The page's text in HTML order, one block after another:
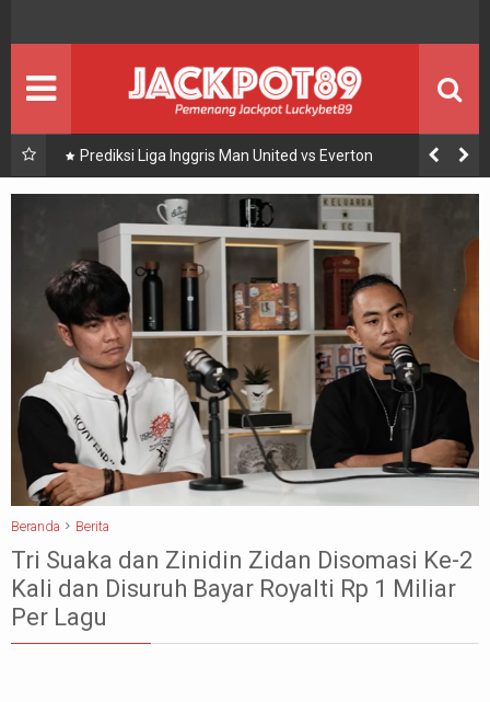
Prediksi Liga Inggris Man United vs Everton
Beranda Berita
Tri Suaka dan Zinidin Zidan Disomasi Ke-2
Kali dan Disuruh Bayar Royalti Rp 1 Miliar
Per Lagu
ENTERTAIMENT Seputar Showbiz
JACKPOT PEMENANG JACKPOT
PROMO Promosi
PANDUAN Panduan Bermain